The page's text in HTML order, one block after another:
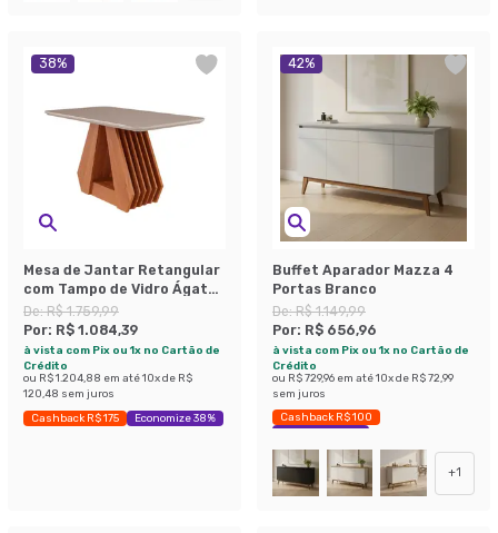
38%
Mesa de Jantar Retangular
com Tampo de Vidro Ágata
Cinamomo e Off White 130
cm
De:R$ 1.759,99
Por: R$ 1.084,39
à vista com Pix ou 1x no Cartão de
Crédito
ou R$ 1.204,88 em até10x de R$
120,48 sem juros
Cashback R$ 175 Economize 38%
42%
Buffet Aparador Mazza 4
Portas Branco
De:R$ 1.149,99
Por: R$ 656,96
à vista com Pix ou 1x no Cartão de
Crédito
ou R$ 729,96 em até10x de R$ 72,99
sem juros
Cashback R$ 100
Economize 42%
+1